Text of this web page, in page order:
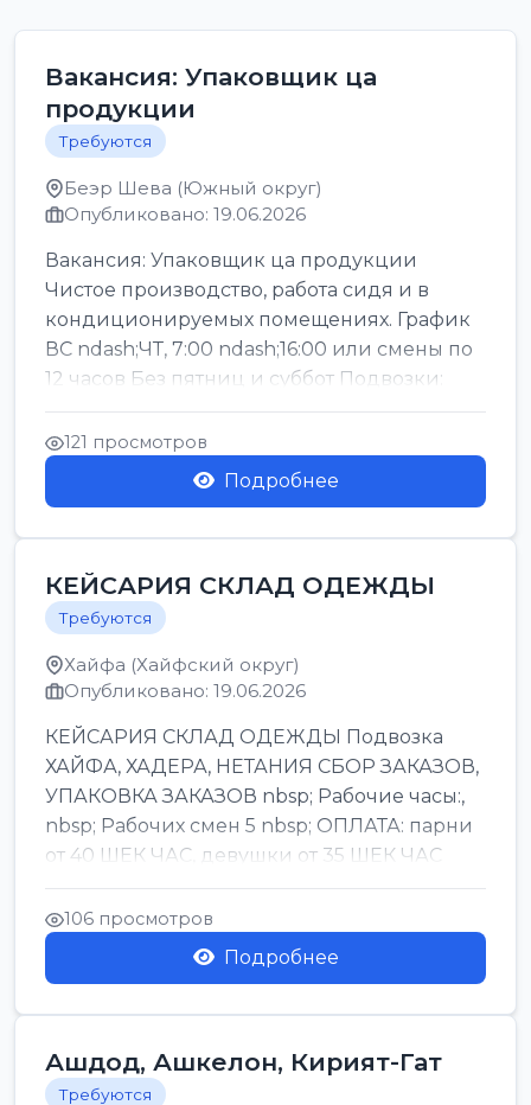
Вакансия: Упаковщик ца
продукции
Требуются
Беэр Шева (Южный округ)
Опубликовано: 19.06.2026
Вакансия: Упаковщик ца продукции
Чистое производство, работа сидя и в
кондиционируемых помещениях. График
ВС ndash;ЧТ, 7:00 ndash;16:00 или смены по
12 часов Без пятниц и суббот Подвозки:
Офаким, Нети...
121 просмотров
Подробнее
КЕЙСАРИЯ СКЛАД ОДЕЖДЫ
Требуются
Хайфа (Хайфский округ)
Опубликовано: 19.06.2026
КЕЙСАРИЯ СКЛАД ОДЕЖДЫ Подвозка
ХАЙФА, ХАДЕРА, НЕТАНИЯ СБОР ЗАКАЗОВ,
УПАКОВКА ЗАКАЗОВ nbsp; Рабочие часы:,
nbsp; Рабочих смен 5 nbsp; ОПЛАТА: парни
от 40 ШЕК ЧАС, девушки от 35 ШЕК ЧАС
БОНУСЫ 1500 ШЕК ...
106 просмотров
Подробнее
Ашдод, Ашкелон, Кирият-Гат
Требуются